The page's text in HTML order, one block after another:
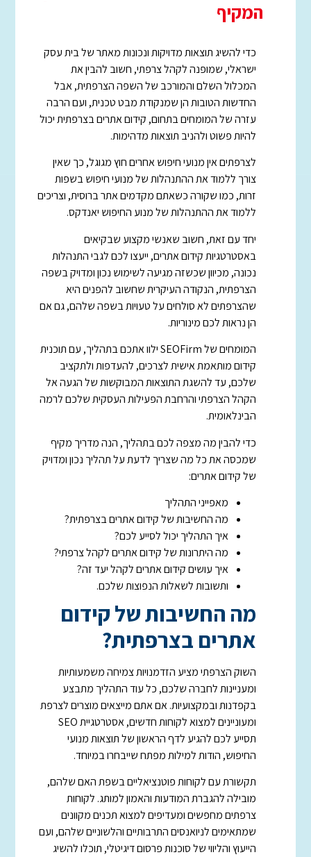
המקיף
כדי להשיג תוצאות מדויקות ונכונות מאתר של בית עסק
ישראלי, שמופנה לקהל צרפתי, חשוב להבין את
המכלול השלם והמורכב של השפה הצרפתית, אבל
החדשות הטובות הן שמנקודת מבט טכנית, ועם הרבה
עזרה של המומחים בתחום, קידום אתרים בצרפתית יכול
להיות פשוט ולהניב תוצאות מדהימות.
לצרפתים אין מנועי חיפוש אחרים חוץ מגוגל, כך שאין
צורך ללמוד את ההתנהלות של מנועי חיפוש בשפות
זרות, כמו שקורה כשאתם מקדמים אתר ברוסית, וצריכים
ללמוד את ההתנהלות של מנוע החיפוש יאנדקס.
יחד עם זאת, חשוב שאנשי מקצוע שבקיאים
באסטרטגיות קידום אתרים, ייעצו לכם לגבי התנהלות
נכונה, מכיוון שכשזה מגיעה לשימוש נכון ומדויק בשפה
הצרפתית, הנקודה העיקרית שחשוב להפנים היא
שהצרפתים לא סולחים על טעויות בשפה שלהם, גם אם
הן נראות לכם מינוריות.
המומחים של SEOFirm ילוו אתכם בתהליך, עם תוכנית
קידום מותאמת אישית לצרכים, להעדפות ולתקציב
שלכם, עד להשגת התוצאות המבוקשות של הגעה אל
הקהל הצרפתי והרחבת הפעילות העסקית שלכם לרמה
הבינלאומית.
כדי להבין מה מצפה לכם בתהליך, הנה מדריך מקיף
שמכסה את כל מה שצריך לדעת על תהליך נכון ומדויק
של קידום אתרים:
מאפייני התהליך
מה החשיבות של קידום אתרים בצרפתית?
איך התהליך יכול לסייע לכם?
מה היתרונות של קידום אתרים לקהל צרפתי?
איך עושים קידום אתרים לקהל יעד זה?
ותשובות לשאלות הנפוצות שלכם.
מה החשיבות של קידום
אתרים בצרפתית?
השוק הצרפתי מציע הזדמנויות צמיחה משמעותיות
ומעניינות לחברה שלכם, כל עוד התהליך מתבצע
בקפדנות ובמקצועיות. אם אתם מייצאים מוצרים לצרפת
ומעוניינים למצוא לקוחות חדשים, אסטרטגיית SEO
תסייע לכם להגיע לדף הראשון של תוצאות מנועי
החיפוש, הודות למילות מפתח שייבחרו במיוחד.
תקשורת עם לקוחות פוטנציאליים בשפת האם שלהם,
מובילה להגברת המודעות והאמון למותג. לקוחות
צרפתים מחפשים ומעדיפים למצוא תכנים מקוונים
שמתאימים לניואנסים התרבותיים והלשוניים שלהם, ועם
הייעוץ והליווי של סוכנות פרסום דיגיטלי, תוכלו להשיג